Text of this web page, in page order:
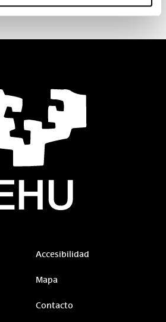
Accesibilidad
Mapa
Contacto